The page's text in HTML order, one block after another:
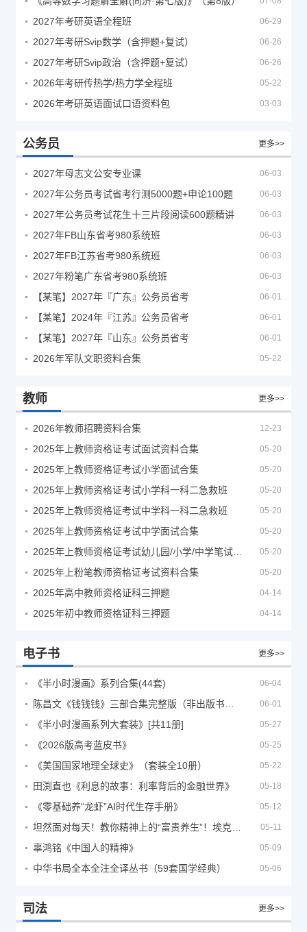
2027年考研英语全程班 06-29
2027年考研Svip数学（含押题+复试） 06-26
2027年考研Svip政治（含押题+复试） 06-26
2026年考研传热学/热力学全程班 05-22
2026年考研英语面试口语资料包 03-03
公务员 更多>>
2027年母志文公安专业课 06-03
2027年公务员考试省考行测5000题+申论100题 06-03
2027年公务员考试花生十三片段阅读600题精讲 06-03
2027年FB山东省考980系统班 06-03
2027年FB江苏省考980系统班 06-03
2027年粉笔广东省考980系统班 06-03
【某笔】2027年『广东』公务员省考 06-01
【某笔】2024年『江苏』公务员省考 06-01
【某笔】2027年『山东』公务员省考 06-01
2026年军队文职资料合集 05-22
教师 更多>>
2026年教师招聘资料合集 12-23
2025年上教师资格证考试面试资料合集 05-20
2025年上教师资格证考试小学面试合集 05-20
2025年上教师资格证考试小学科一科二急救班 05-20
2025年上教师资格证考试中学科一科二急救班 05-20
2025年上教师资格证考试中学面试合集 05-20
05-20
2025年上粉笔教师资格证考试资料合集 05-20
2025年高中教师资格证科三押题 04-14
2025年初中教师资格证科三押题 04-14
电子书 更多>>
《半小时漫画》系列合集(44套) 06-04
06-01
《半小时漫画系列大套装》[共11册] 05-27
《2026版高考蓝皮书》 05-25
《美国国家地理全球史》（套装全10册） 05-22
田渕直也《利息的故事：利率背后的金融世界》 05-18
《零基础养“龙虾”AI时代生存手册》 05-12
05-11
辜鸿铭《中国人的精神》 05-09
中华书局全本全注全译丛书（59套国学经典） 05-06
司法 更多>>